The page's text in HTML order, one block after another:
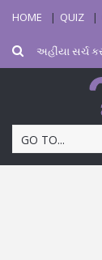
HOME QUIZ
GO TO...